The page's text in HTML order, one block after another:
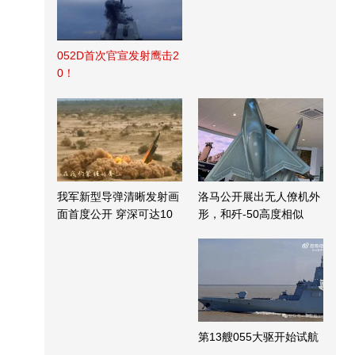
052D首次官宣发射鹰击2
0！
我军新型导弹清晰发射画
面首度公开 穿深可达10
洛马公开展出无人僚机外
形，和歼-50高度相似
第13艘055大驱开始试航